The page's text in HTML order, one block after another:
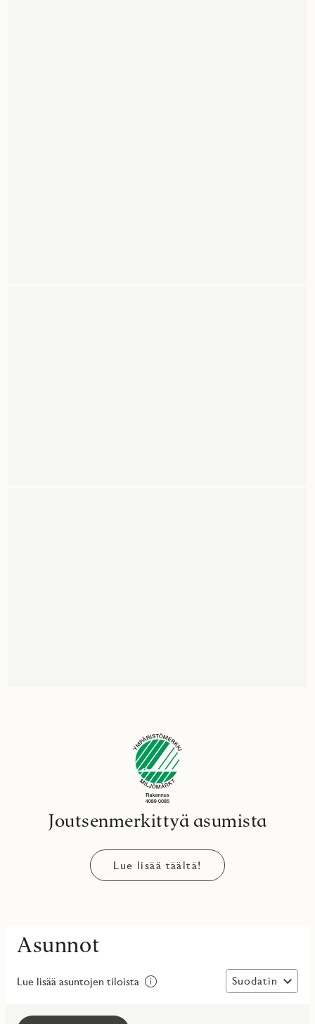
Joutsenmerkittyä asumista
Lue lisää täältä!
Asunnot
Lue lisää asuntojen tiloista Suodatin